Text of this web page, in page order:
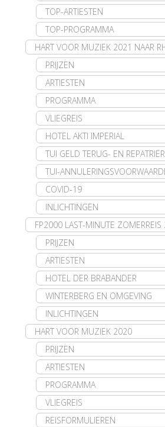
TOP-ARTIESTEN
TOP-PROGRAMMA
HART VOOR MUZIEK 2021 NAAR
PRIJZEN
ARTIESTEN
PROGRAMMA
VLIEGREIS
HOTEL AKTI IMPERIAL
TUI GELD TERUG- EN
TUI-
COVID-19
INLICHTINGEN
FP2000 LAST-MINUTE ZOMERREIS
PRIJZEN
ARTIESTEN
HOTEL DER BRABANDER
WINTERBERG EN OMGEVING
INLICHTINGEN
HART VOOR MUZIEK 2020
PRIJZEN
ARTIESTEN
PROGRAMMA
VLIEGREIS
REISFORMULIEREN